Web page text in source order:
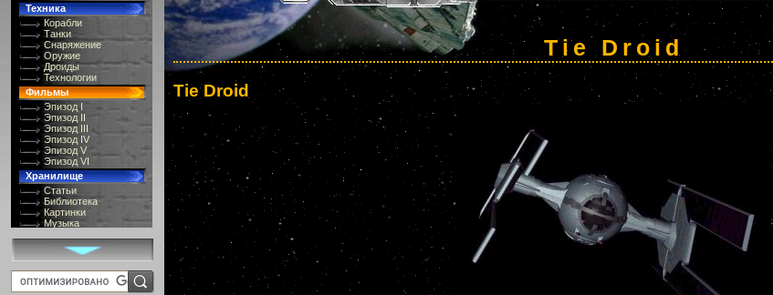
Техника
Корабли
Танки
Снаряжение
Оружие
Дроиды
Технологии
Фильмы
Эпизод I
Эпизод II
Эпизод III
Эпизод IV
Эпизод V
Эпизод VI
Хранилище
Статьи
Библиотека
Картинки
Музыка
Терминология
Костюмы
Игры
Tie Droid
Tie Droid